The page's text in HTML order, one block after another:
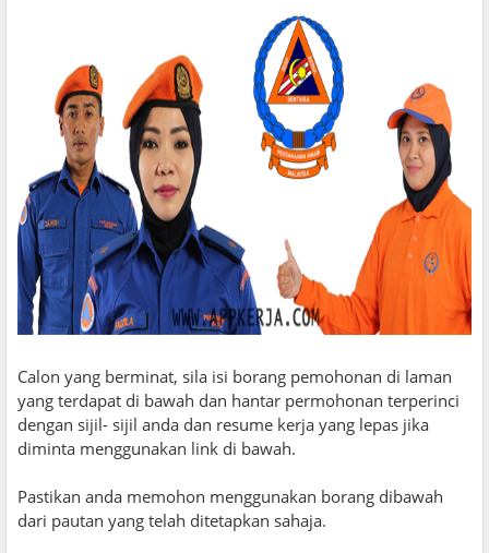
Calon yang berminat, sila isi borang pemohonan di laman
yang terdapat di bawah dan hantar permohonan terperinci
dengan sijil- sijil anda dan resume kerja yang lepas jika
diminta menggunakan link di bawah.
Pastikan anda memohon menggunakan borang dibawah
dari pautan yang telah ditetapkan sahaja.